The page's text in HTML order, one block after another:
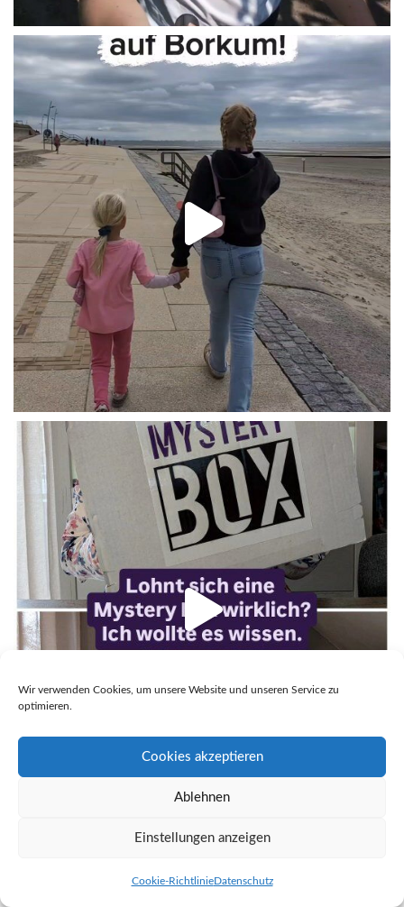
Wir verwenden Cookies, um unsere Website und unseren Service zu
optimieren.
Cookies akzeptieren
Ablehnen
Einstellungen anzeigen
Cookie-RichtlinieDatenschutz